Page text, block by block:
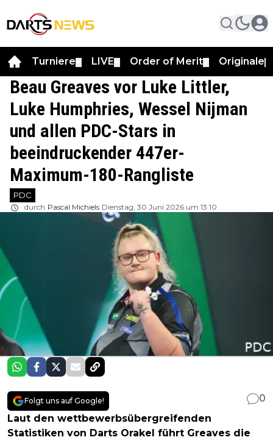
Turniere LIVE Order of Merit Originale
Beau Greaves vor Luke Littler,
Luke Humphries, Wessel Nijman
und allen PDC-Stars in
beeindruckender 447er-
Maximum-180-Rangliste
PDC
durch Pascal Michiels Dienstag, 30 Juni 2026 um 13:10
Folgt uns auf Google!
0
Laut den wettbewerbsübergreifenden
Statistiken von Darts Orakel führt Greaves die